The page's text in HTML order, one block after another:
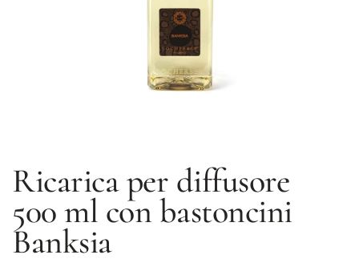
Ricarica per diffusore
500 ml con bastoncini
Banksia